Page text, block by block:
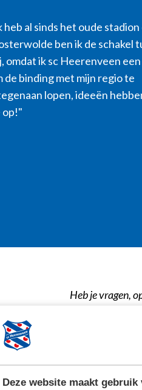
Deze website maakt gebruik
al sinds het oude stadion
ben ik de schakel
omdat ik sc Heerenveen
binding met mijn regio te
lopen, ideeën
op!"
Heb je vragen,